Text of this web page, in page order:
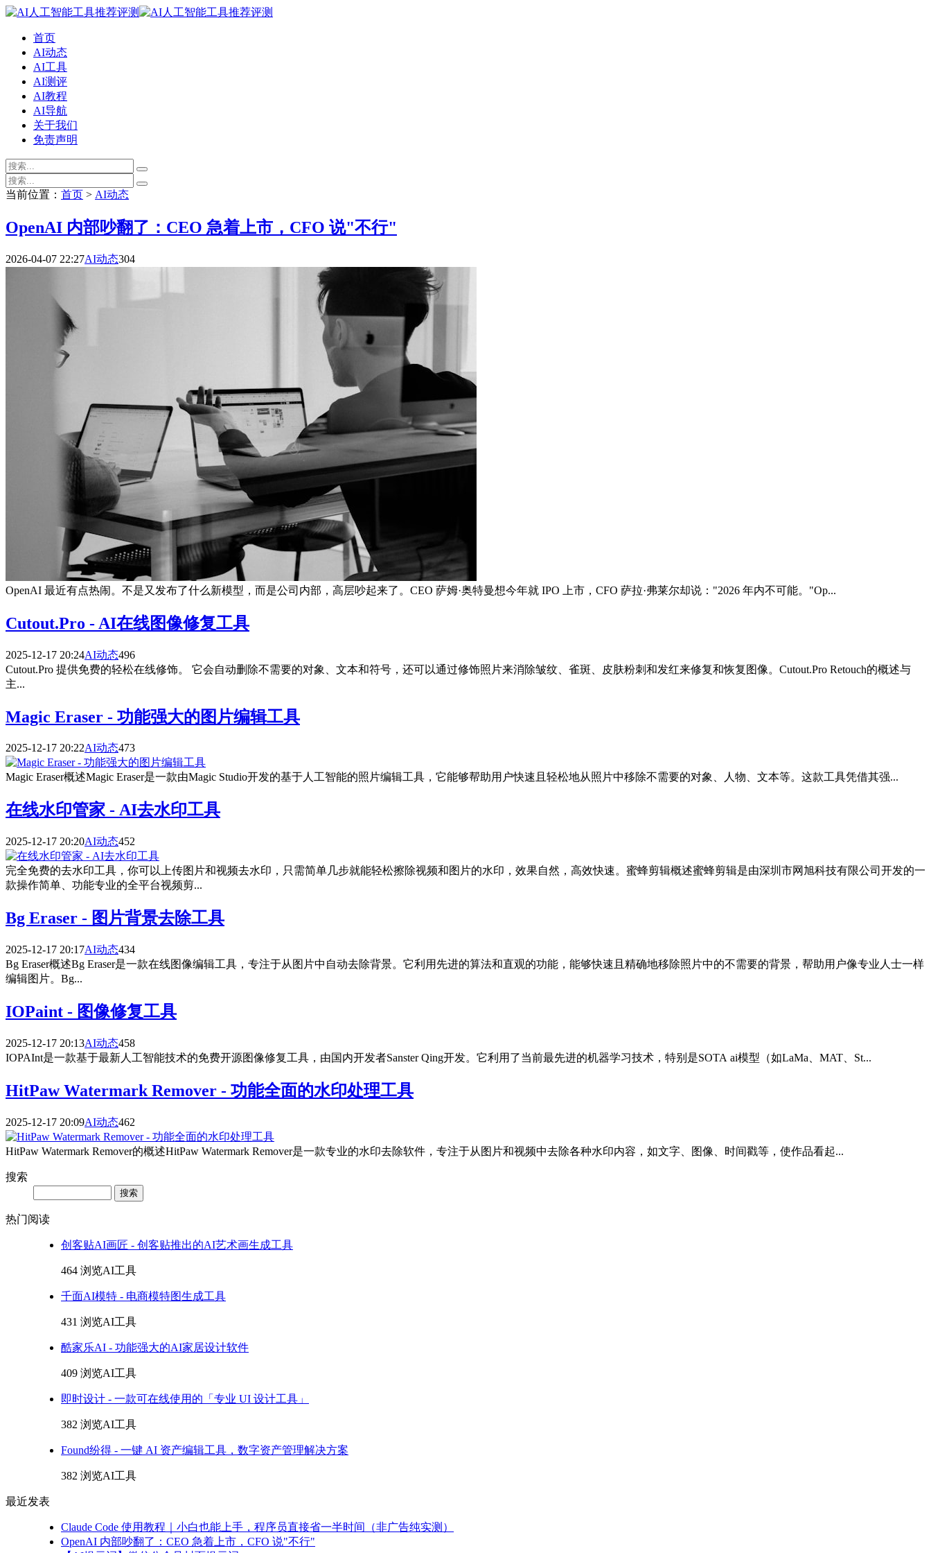
首页
AI动态
AI工具
AI测评
AI教程
AI导航
关于我们
免责声明
当前位置： 首页 > AI动态
OpenAI 内部吵翻了：CEO 急着上市，CFO 说"不行"
2026-04-07 22:27AI动态304
OpenAI 最近有点热闹。不是又发布了什么新模型，而是公司内部，高层吵起来了。CEO 萨姆·奥特曼想今年就 IPO 上市，CFO 萨拉·弗莱尔却说："2026 年内不可能。"Op...
Cutout.Pro - AI在线图像修复工具
2025-12-17 20:24AI动态496
Cutout.Pro 提供免费的轻松在线修饰。 它会自动删除不需要的对象、文本和符号，还可以通过修饰照片来消除皱纹、雀斑、皮肤粉刺和发红来修复和恢复图像。Cutout.Pro Retouch的概述与
主...
Magic Eraser - 功能强大的图片编辑工具
2025-12-17 20:22AI动态473
Magic Eraser概述Magic Eraser是一款由Magic Studio开发的基于人工智能的照片编辑工具，它能够帮助用户快速且轻松地从照片中移除不需要的对象、人物、文本等。这款工具凭借其强...
在线水印管家 - AI去水印工具
2025-12-17 20:20AI动态452
完全免费的去水印工具，你可以上传图片和视频去水印，只需简单几步就能轻松擦除视频和图片的水印，效果自然，高效快速。蜜蜂剪辑概述蜜蜂剪辑是由深圳市网旭科技有限公司开发的一
款操作简单、功能专业的全平台视频剪...
Bg Eraser - 图片背景去除工具
2025-12-17 20:17AI动态434
Bg Eraser概述Bg Eraser是一款在线图像编辑工具，专注于从图片中自动去除背景。它利用先进的算法和直观的功能，能够快速且精确地移除照片中的不需要的背景，帮助用户像专业人士一样
编辑图片。Bg...
IOPaint - 图像修复工具
2025-12-17 20:13AI动态458
IOPAInt是一款基于最新人工智能技术的免费开源图像修复工具，由国内开发者Sanster Qing开发。它利用了当前最先进的机器学习技术，特别是SOTA ai模型（如LaMa、MAT、St...
HitPaw Watermark Remover - 功能全面的水印处理工具
2025-12-17 20:09AI动态462
HitPaw Watermark Remover的概述HitPaw Watermark Remover是一款专业的水印去除软件，专注于从图片和视频中去除各种水印内容，如文字、图像、时间戳等，使作品看起...
搜索
热门阅读
创客贴AI画匠 - 创客贴推出的AI艺术画生成工具
464 浏览AI工具
千面AI模特 - 电商模特图生成工具
431 浏览AI工具
酷家乐AI - 功能强大的AI家居设计软件
409 浏览AI工具
即时设计 - 一款可在线使用的「专业 UI 设计工具」
382 浏览AI工具
Found纷得 - 一键 AI 资产编辑工具，数字资产管理解决方案
382 浏览AI工具
最近发表
Claude Code 使用教程｜小白也能上手，程序员直接省一半时间（非广告纯实测）
OpenAI 内部吵翻了：CEO 急着上市，CFO 说"不行"